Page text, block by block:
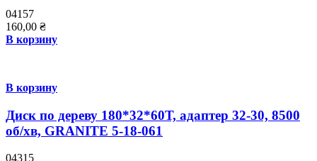
04157
160,00 ₴
В корзину
В корзину
Диск по дереву 180*32*60Т, адаптер 32-30, 8500
об/хв, GRANITE 5-18-061
04315